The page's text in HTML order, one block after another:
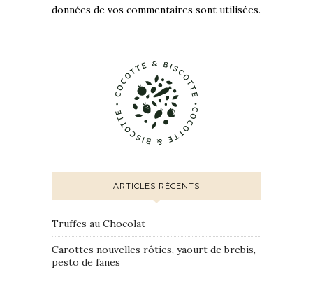
données de vos commentaires sont utilisées.
ARTICLES RÉCENTS
Truffes au Chocolat
Carottes nouvelles rôties, yaourt de brebis,
pesto de fanes